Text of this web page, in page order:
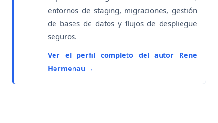
entornos de staging, migraciones, gestión
de bases de datos y flujos de despliegue
seguros.
Ver el perfil completo del autor Rene
Hermenau